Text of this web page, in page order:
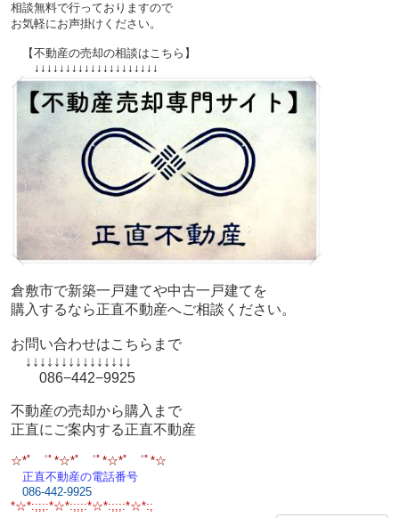
相談無料で行っておりますので
お気軽にお声掛けください。
【不動産の売却の相談はこちら】
↓↓↓ ↓↓↓ ↓↓↓ ↓↓↓ ↓↓↓ ↓↓↓ ↓↓
倉敷市で新築一戸建てや中古一戸建てを
購入するなら正直不動産へご相談ください。
お問い合わせはこちらまで
↓↓↓↓↓↓↓↓↓↓↓↓↓↓↓
086−442−9925
不動産の売却から購入まで
正直にご案内する正直不動産
☆*ﾟ ゜ﾟ*☆*ﾟ ゜ﾟ*☆*ﾟ ゜ﾟ*☆
正直不動産の電話番号
086-442-9925
*☆*:;;;:*☆*:;;;:*☆*:;;;:*☆*:;